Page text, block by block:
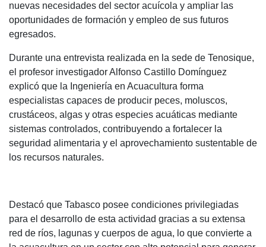
nuevas necesidades del sector acuícola y ampliar las
oportunidades de formación y empleo de sus futuros
egresados.
Durante una entrevista realizada en la sede de Tenosique,
el profesor investigador Alfonso Castillo Domínguez
explicó que la Ingeniería en Acuacultura forma
especialistas capaces de producir peces, moluscos,
crustáceos, algas y otras especies acuáticas mediante
sistemas controlados, contribuyendo a fortalecer la
seguridad alimentaria y el aprovechamiento sustentable de
los recursos naturales.
Destacó que Tabasco posee condiciones privilegiadas
para el desarrollo de esta actividad gracias a su extensa
red de ríos, lagunas y cuerpos de agua, lo que convierte a